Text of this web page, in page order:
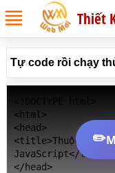
Thiết
Tự code rồi chạy
<html>
<head>
<title>Thuộc
JavaScript</title>
</head>
✏️